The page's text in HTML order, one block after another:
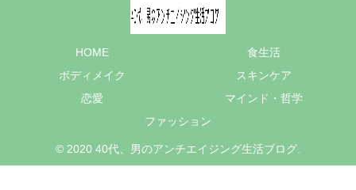
HOME
食生活
ボディメイク
スキンケア
恋愛
マインド・哲学
ファッション
© 2020 40代、男のアンチエイジング生活ブログ.